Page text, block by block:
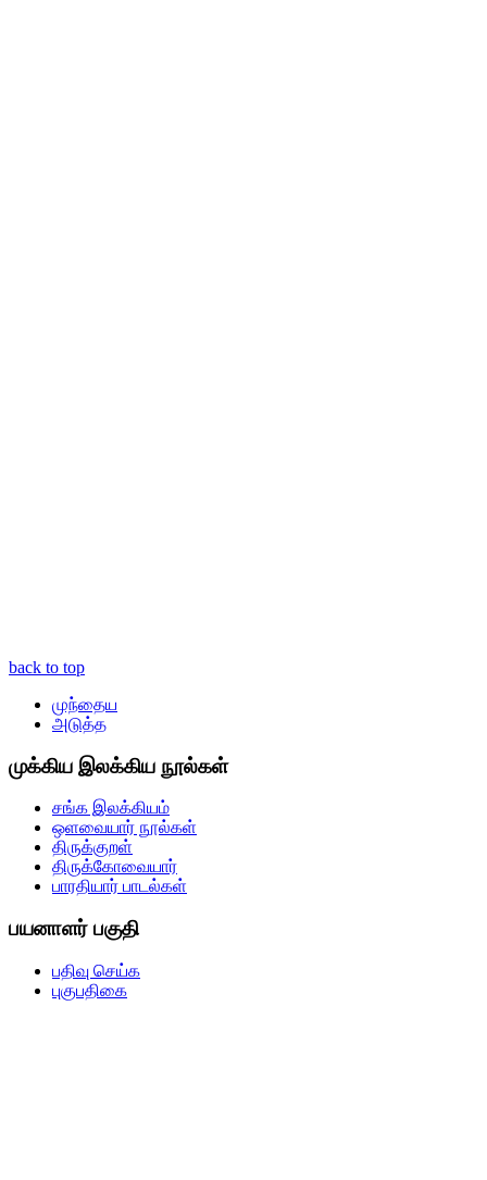
back to top
முந்தைய
அடுத்த
முக்கிய இலக்கிய நூல்கள்
சங்க இலக்கியம்
ஒளவையார் நூல்கள்
திருக்குறள்
திருக்கோவையார்
பாரதியார் பாடல்கள்
பயனாளர் பகுதி
பதிவு செய்க
புகுபதிகை